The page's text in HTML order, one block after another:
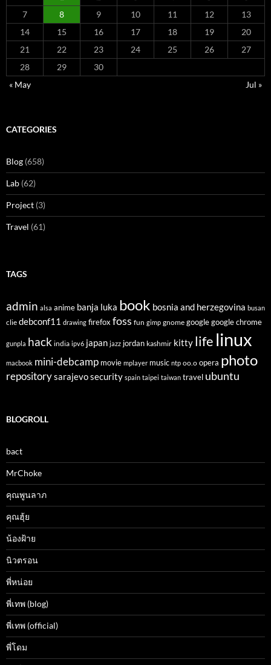
7
8 9 10 11 12
13
14
15 16 17 18 19
20
21
22 23 24 25 26
27
28
29
30
« May
Jul »
CATEGORIES
Blog (658)
Lab (62)
Project (3)
Travel (61)
TAGS
admin alsa anime banja luka book bosnia and herzegovina busan
clie debconf11 drawing firefoxfoss fun gimp gnome google google chrome
gunpla hack india ipv6 japan jazz jordan kashmir kitty life linux
macbook mini-debcamp movie mplayer music ntp oo.o opera photo
repositorysarajevosecurity spain taipei taiwan travel ubuntu
BLOGROLL
bact
MrChoke
คุณพูนลาภ
คุณฮุ้ย
น้องฝ้าย
นิวตรอน
พี่หน่อย
พี่เทพ (blog)
พี่เทพ (official)
พี่โดม